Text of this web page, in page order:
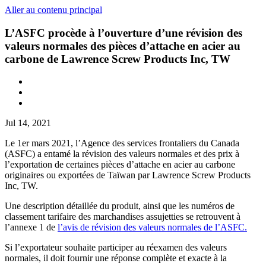
Aller au contenu principal
L’ASFC procède à l’ouverture d’une révision des
valeurs normales des pièces d’attache en acier au
carbone de Lawrence Screw Products Inc, TW
Jul 14, 2021
Le 1er mars 2021, l’Agence des services frontaliers du Canada
(ASFC) a entamé la révision des valeurs normales et des prix à
l’exportation de certaines pièces d’attache en acier au carbone
originaires ou exportées de Taïwan par Lawrence Screw Products
Inc, TW.
Une description détaillée du produit, ainsi que les numéros de
classement tarifaire des marchandises assujetties se retrouvent à
l’annexe 1 de l’avis de révision des valeurs normales de l’ASFC.
Si l’exportateur souhaite participer au réexamen des valeurs
normales, il doit fournir une réponse complète et exacte à la